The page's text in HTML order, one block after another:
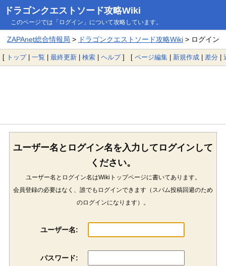
ドラゴンクエストソード攻略Wiki
このページでは「ログイン」について攻略しています。
ZAPAnet総合情報局 > ドラゴンクエストソード攻略Wiki> ログイン
[ トップ| 一覧 | 最終更新 | 検索 | ヘルプ] [ ページ編集 | 新規作成 | 差分 |
ユーザー名とログイン名を入力してログインして
ください。
ユーザー名とログイン名はWikiトップページに書いてあります。
会員登録の必要はなく、誰でもログインできます（スパム投稿回避のため
のログインになります）。
ユーザー名:
パスワード: